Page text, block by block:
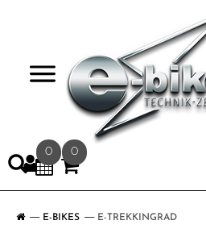
0 0
E-BIKES E-TREKKINGRAD